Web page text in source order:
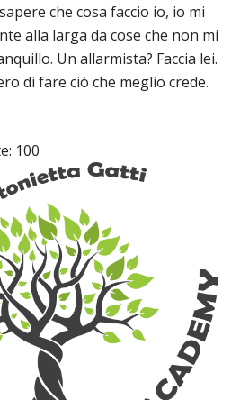
che cosa faccio io, io mi
alla larga da cose che non mi
Un allarmista? Faccia lei.
di fare ciò che meglio crede.
100